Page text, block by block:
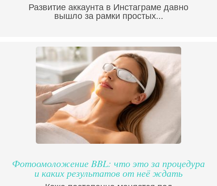
Развитие аккаунта в Инстаграме давно
вышло за рамки простых...
Фотоомоложение BBL: что это за процедура
и каких результатов от неё ждать